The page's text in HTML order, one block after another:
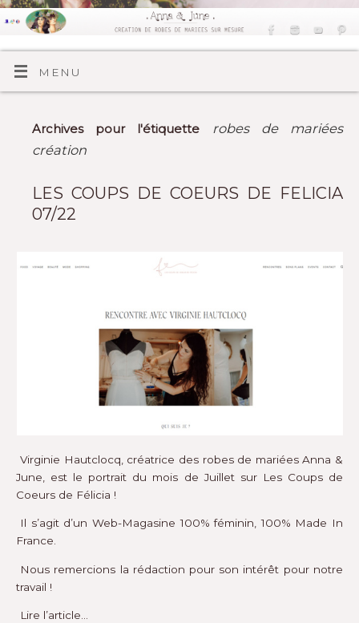
MENU
Archives pour l'étiquette robes de mariées
création
LES COUPS DE COEURS DE FELICIA
07/22
Virginie Hautclocq, créatrice des robes de mariées Anna &
June, est le portrait du mois de Juillet sur Les Coups de
Coeurs de Félicia !
Il s’agit d’un Web-Magasine 100% féminin, 100% Made In
France.
Nous remercions la rédaction pour son intérêt pour notre
travail !
Lire l’article…